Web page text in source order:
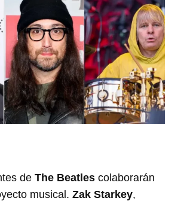
deThe Beatles colaborarán
musical.Zak Starkey,